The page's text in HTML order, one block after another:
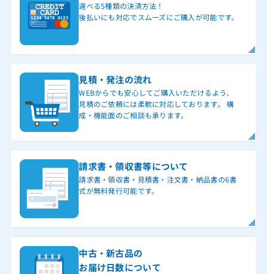
選べる5種類の決済方法！
後払いにも対応でスムーズにご購入が可能です。
見積・発注の流れ
WEBからでも安心してご購入いただけるよう、
見積のご依頼には柔軟に対応しております。 構
成・機能面のご相談も承ります。
請求書・領収書等について
請求書・領収書・見積書・注文書・納品書の6書
式が無料発行可能です。
中古・新古品の
お届け日数について